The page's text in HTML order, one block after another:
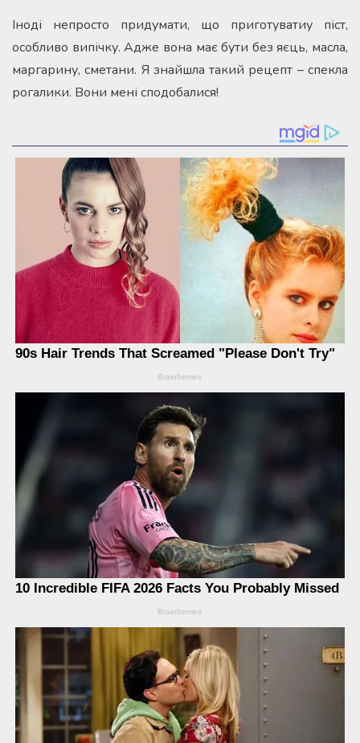
Іноді непросто придумати, що приготуватиу піст,
особливо випічку. Адже вона має бути без яєць, масла,
маргарину, сметани. Я знайшла такий рецепт – спекла
рогалики. Вони мені сподобалися!